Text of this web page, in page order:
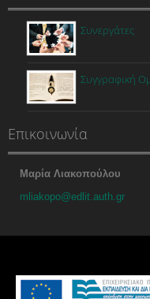
Συνεργάτες
Συγγραφική
Επικοινωνία
Μαρία Λιακοπούλου
mliakopo@edlit.auth.gr